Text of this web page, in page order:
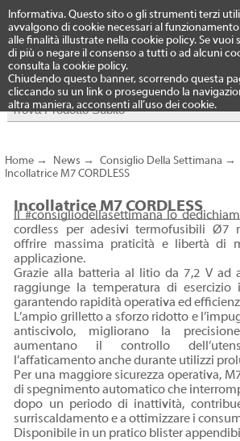
Informativa. Questo sito o gli strumenti terzi
avvalgono di cookie necessari al
alle finalità illustrate nella cookie policy. Se vuoi
di più o negare il consenso a tutti o ad alcuni
consulta la cookie policy.
Chiudendo questo banner, scorrendo questa
cliccando su un link o proseguendo la
altra maniera, acconsenti all’uso dei cookie.
Menu
Home→ News → Consiglio Della Settimana →
Incollatrice M7 CORDLESS
Incollatrice M7 CORDLESS
Il #consigliodellasettimana lo
cordless per adesivi termofusibili Ø7
offrire massima praticità e libertà di
applicazione.
Grazie alla batteria al litio da 7,2 V ad
raggiunge la temperatura di
garantendo rapidità operativa ed
L’ampio grilletto a sforzo ridotto e
antiscivolo, migliorano la
aumentano il controllo
l’affaticamento anche durante utilizzi
Per una maggiore sicurezza operativa,
di spegnimento automatico che
dopo un periodo di inattività,
surriscaldamento e a ottimizzare i
Disponibile in un pratico blister